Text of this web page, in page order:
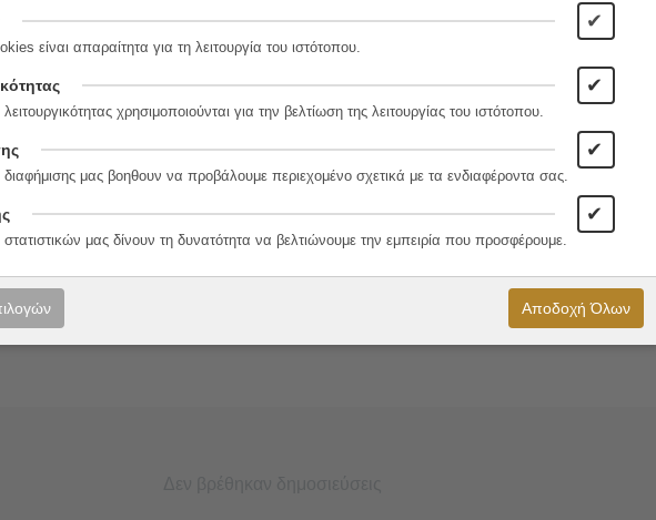
Μαρία Αγγελίδου
✔
είναι απαραίτητα για τη λειτουργία του ιστότοπου.
✔
χρησιμοποιούνται για την βελτίωση της λειτουργίας του ιστότοπου.
✔
μας βοηθουν να προβάλουμε περιεχομένο σχετικά με τα ενδιαφέροντα σας.
✔
μας δίνουν τη δυνατότητα να βελτιώνουμε την εμπειρία που προσφέρουμε.
Αποδοχή Όλων